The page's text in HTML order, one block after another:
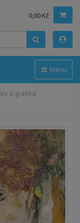
0,00 Kč
Menu
a grafika